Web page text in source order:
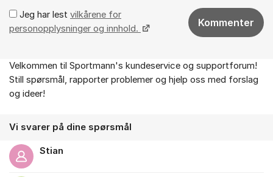
Jeg har lest vilkårene for
personopplysninger og innhold.
Kommenter
Om forumet
Velkommen til Sportmann's kundeservice og supportforum!
Still spørsmål, rapporter problemer og hjelp oss med forslag
og ideer!
Vi svarer på dine spørsmål
Stian